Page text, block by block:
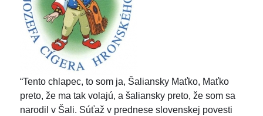
“Tento chlapec, to som ja, Šaliansky Maťko, Maťko
preto, že ma tak volajú, a šaliansky preto, že som sa
narodil v Šali. Súťaž v prednese slovenskej povesti